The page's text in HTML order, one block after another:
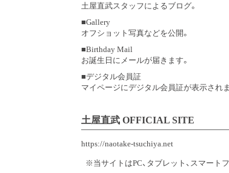
土屋直武スタッフによるブログ。
■Gallery
オフショット写真などを公開。
■​Birthday Mail
お誕生日にメールが届きます。
​■デジタル会員証
マイページにデジタル会員証が表示されま
土屋直武 OFFICIAL SITE
https://naotake-tsuchiya.net
※当サイトはPC、タブレット、スマート